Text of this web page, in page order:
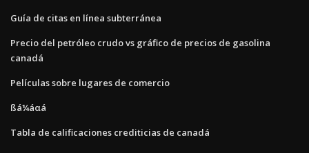
Guía de citas en línea subterránea
Precio del petróleo crudo vs gráfico de precios de gasolina
canadá
Películas sobre lugares de comercio
ßá¼áαá
Tabla de calificaciones crediticias de canadá